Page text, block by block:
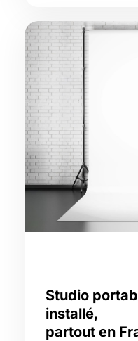
Studio
installé,
partout en